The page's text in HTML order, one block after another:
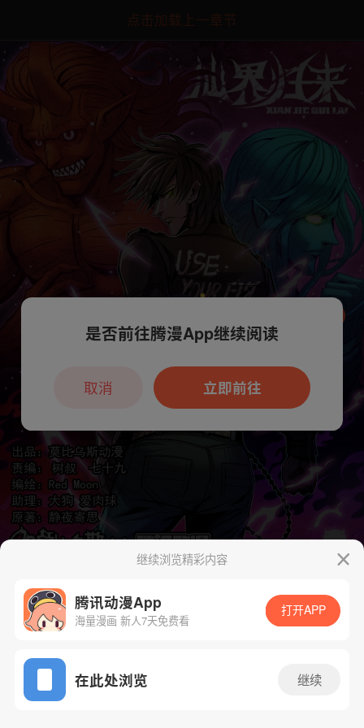
点击加载上一章节
App免费看
下一话 腾漫App免费看
继续浏览精彩内容
腾讯动漫App
海量漫画 新人7天免费看
打开APP
在此处浏览 继续
本章节仅支持App阅读，可打开App新用
户7天免费看
是否前往腾漫App继续阅读
立即前往
取消